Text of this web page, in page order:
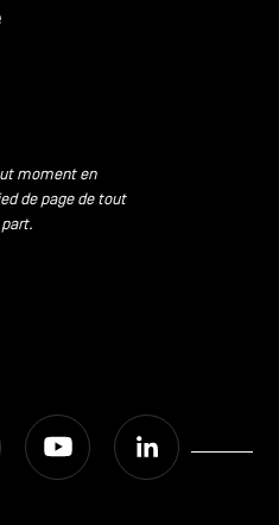
moment en
de page de tout
Instagram Youtube